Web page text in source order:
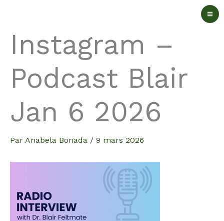
contenuInstagram –
Podcast Blair
Jan 6 2026
Par Anabela Bonada / 9 mars 2026